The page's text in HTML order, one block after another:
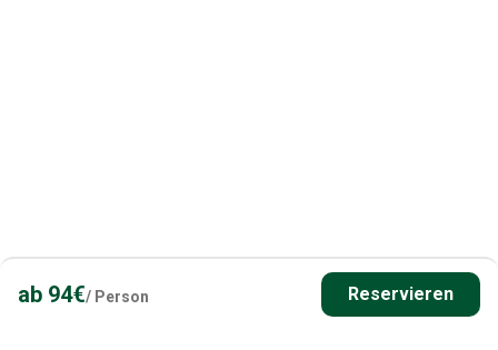
ab 94€/ Person Reservieren